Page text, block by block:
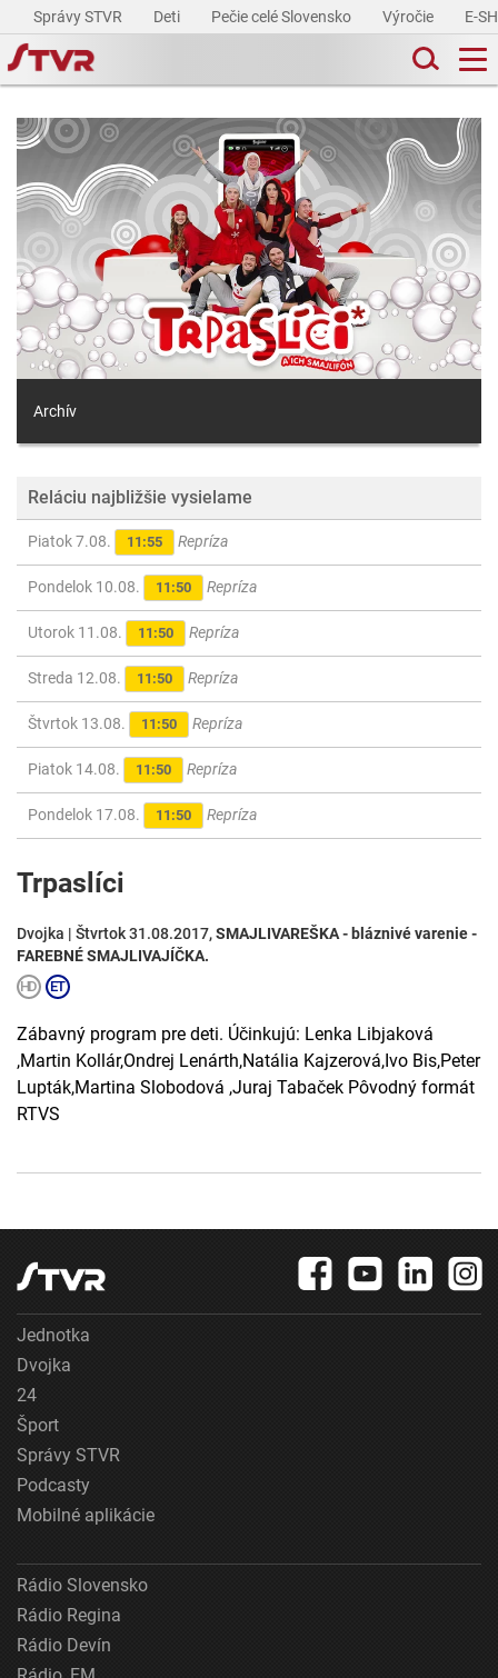
Správy STVR Deti Pečie celé Slovensko Výročie E-
Archív
Reláciu najbližšie vysielame
Piatok 7.08. 11:55 Repríza
Pondelok 10.08. 11:50 Repríza
Utorok 11.08. 11:50 Repríza
Streda 12.08. 11:50 Repríza
Štvrtok 13.08. 11:50 Repríza
Piatok 14.08. 11:50 Repríza
Pondelok 17.08. 11:50 Repríza
Trpaslíci
Dvojka | Štvrtok 31.08.2017,SMAJLIVAREŠKA - bláznivé varenie -
FAREBNÉ SMAJLIVAJÍČKA.
Zábavný program pre deti. Účinkujú: Lenka Libjaková
,Martin Kollár,Ondrej Lenárth,Natália Kajzerová,Ivo Bis,Peter
Lupták,Martina Slobodová ,Juraj Tabaček Pôvodný formát
RTVS
Jednotka
Dvojka
24
Šport
Správy STVR
Podcasty
Mobilné aplikácie
Rádio Slovensko
Rádio Regina
Rádio Devín